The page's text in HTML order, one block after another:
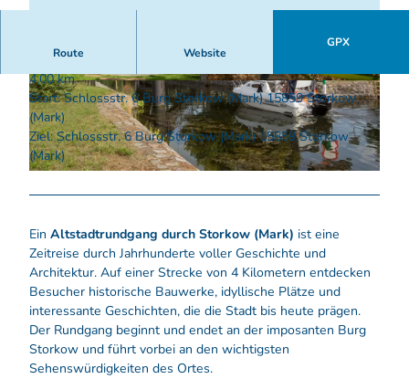
© Florian Läufer, Lizenz: Seenland Oder-Spree © Angelika Laslo, Lizenz: Seenland Oder-Spree
Route Website
GPX
4,00 km
Start: Schlossstr. 6 Burg Storkow (Mark) 15859 Storkow
(Mark)
Ziel: Schlossstr. 6 Burg Storkow (Mark) 15859 Storkow
(Mark)
Ein Altstadtrundgang durch Storkow (Mark) ist eine
Zeitreise durch Jahrhunderte voller Geschichte und
Architektur. Auf einer Strecke von 4 Kilometern entdecken
Besucher historische Bauwerke, idyllische Plätze und
interessante Geschichten, die die Stadt bis heute prägen.
Der Rundgang beginnt und endet an der imposanten Burg
Storkow und führt vorbei an den wichtigsten
Sehenswürdigkeiten des Ortes.